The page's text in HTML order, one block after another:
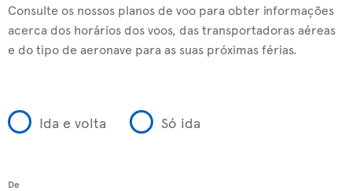
Consulte os nossos planos de voo para obter informações
acerca dos horários dos voos, das transportadoras aéreas
e do tipo de aeronave para as suas próximas férias.
Ida e volta Só ida
De